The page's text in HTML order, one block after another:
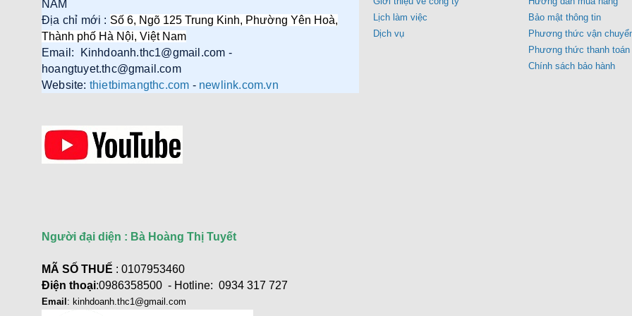
Cáp điều khiển 2 đôi 22AWG
(Belden Control 22AWG 2pair
cable 305m cuộn) - (8723) cao
Cáp Displayport 2.1 dài 2M độ
Ugreen 55568 cao cấp
Giá: 290,000 VNĐ
NAM
Địa chỉ mới : Số 6, Ngõ 125 Trung Kinh, Phường Yên Hoà,
Thành phố Hà Nội, Việt Nam
Email: Kinhdoanh.thc1@gmail.com -
hoangtuyet.thc@gmail.com
Website: thietbimangthc.com - newlink.com.vn
Người đại diện : Bà Hoàng Thị Tuyết
MÃ SỐ THUẾ : 0107953460
Điện thoại:0986358500 - Hotline: 0934 317 727
Email : kinhdoanh.thc1@gmail.com
Lịch làm việc
Dịch vụ
Bảo mật thông tin
Phương thức vận
Phương thức thanh toán
Chính sách bảo hành